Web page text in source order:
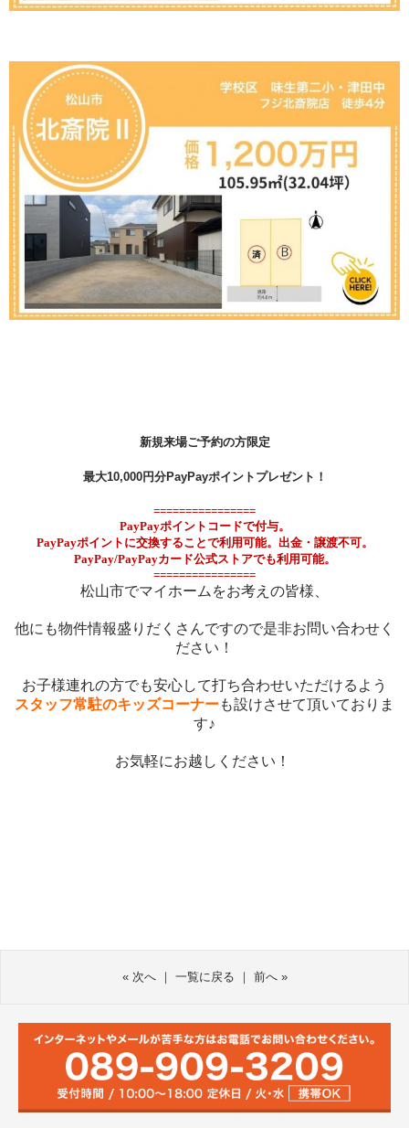
新規来場ご予約の方限定
最大10,000円分PayPayポイントプレゼント！
================
PayPayポイントコードで付与。
PayPayポイントに交換することで利用可能。出金・譲渡不可。
PayPay/PayPayカード公式ストアでも利用可能。
================
松山市でマイホームをお考えの皆様、
他にも物件情報盛りだくさんですので是非お問い合わせく
ださい！
お子様連れの方でも安心して打ち合わせいただけるよう
スタッフ常駐のキッズコーナーも設けさせて頂いておりま
す♪
お気軽にお越しください！
« 次へ｜ 一覧に戻る ｜ 前へ»